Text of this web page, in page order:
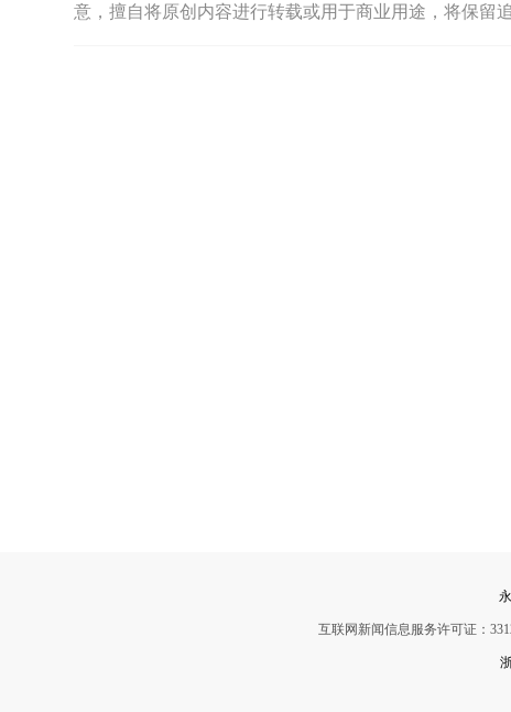
意，擅自将原创内容进行转载或用于商业用途，将保留
互联网新闻信息服务许可证：